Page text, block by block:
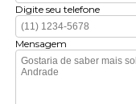
Digite seu telefone
Mensagem